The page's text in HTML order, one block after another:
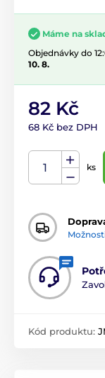
Máme na
Objednávky do
10. 8.
82 Kč
68 Kč bez DPH
ks
Kód produktu: